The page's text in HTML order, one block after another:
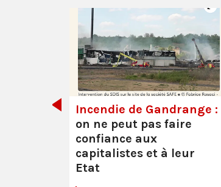
Incendie de Gandrange :
on ne peut pas faire
confiance aux
capitalistes et à leur
Etat